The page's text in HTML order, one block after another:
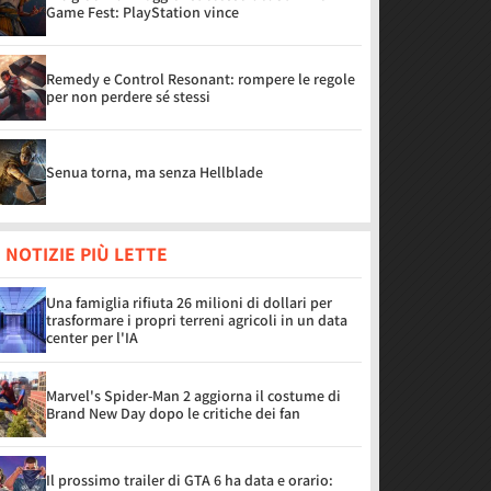
Game Fest: PlayStation vince
Remedy e Control Resonant: rompere le regole
per non perdere sé stessi
Senua torna, ma senza Hellblade
NOTIZIE PIÙ LETTE
Una famiglia rifiuta 26 milioni di dollari per
trasformare i propri terreni agricoli in un data
center per l'IA
Marvel's Spider-Man 2 aggiorna il costume di
Brand New Day dopo le critiche dei fan
Il prossimo trailer di GTA 6 ha data e orario: